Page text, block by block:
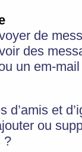
de
des
un em-
d’amis et
ou
?